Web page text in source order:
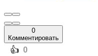
0
Комментировать
️👍 0